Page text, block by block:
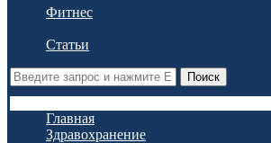
Фитнес
Статьи
Поиск
Главная
Здравохранение